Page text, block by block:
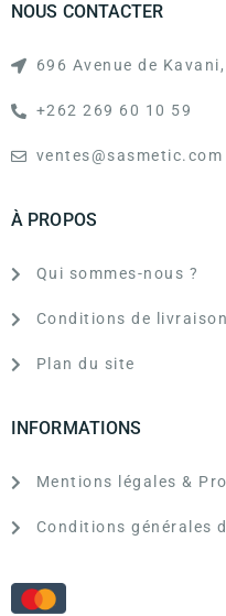
NOUS CONTACTER
696 Avenue de
+262 269 60 10 59
ventes@sasmetic.com
À PROPOS
Qui sommes-nous ?
Conditions de livraison
Plan du site
INFORMATIONS
Mentions légales &
Conditions générales